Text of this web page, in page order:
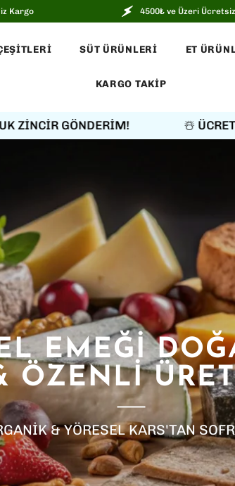
4500₺ ve Üzeri Ücretsiz Kargo
SÜT ÜRÜNLERI ET
KARGO TAKIP
☃️ ÜCRETSİZ SOĞUK
EMEĞİ
ÖZENLİ
& YÖRESEL KARS'TAN